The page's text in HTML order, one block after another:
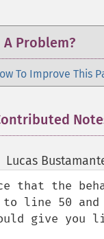
A Problem?
To Improve This
Lucas
that the
to line 50
give you